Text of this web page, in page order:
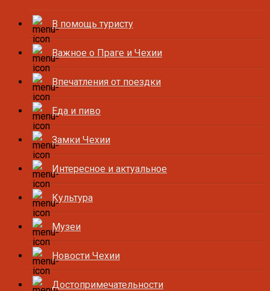
В помощь туристу
Важное о Праге и Чехии
Впечатления от поездки
Еда и пиво
Замки Чехии
Интересное и актуальное
Культура
Музеи
Новости Чехии
Достопримечательности